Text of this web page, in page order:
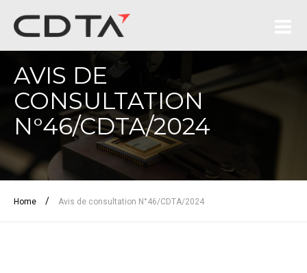
AVIS DE
CONSULTATION
N°46/CDTA/2024
Home / Avis de consultation N°46/CDTA/2024